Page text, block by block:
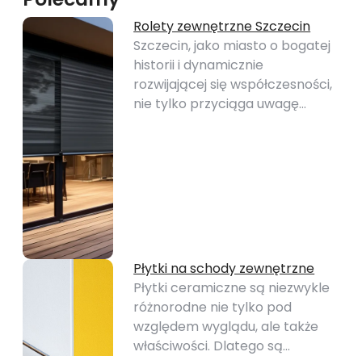
Rolety zewnętrzne Szczecin
Szczecin, jako miasto o bogatej
historii i dynamicznie
rozwijającej się współczesności,
nie tylko przyciąga uwagę…
Płytki na schody zewnętrzne
Płytki ceramiczne są niezwykle
różnorodne nie tylko pod
względem wyglądu, ale także
właściwości. Dlatego są…